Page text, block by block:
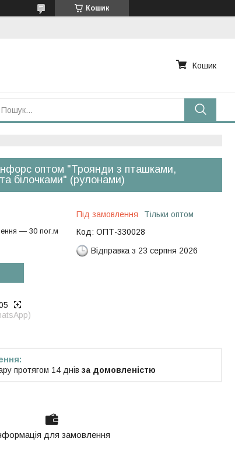
Кошик
Кошик
оптом "Троянди з пташками,
білочками" (рулонами)
— 30 пог.м
Під замовлення
Тільки оптом
Код: ОПТ-330028
Відправка з 23 серпня 2026
протягом 14 днів за домовленістю
для замовлення